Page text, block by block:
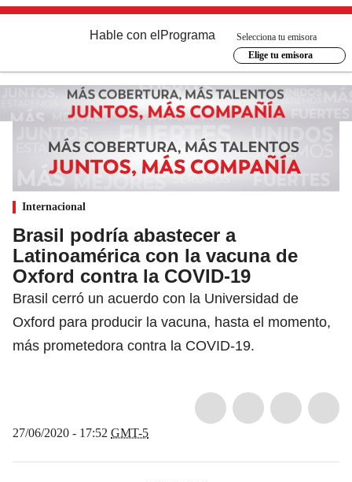
Hable con el Programa
Selecciona tu emisora
Elige tu emisora
Internacional
Brasil podría abastecer a
Latinoamérica con la vacuna de
Oxford contra la COVID-19
Brasil cerró un acuerdo con la Universidad de
Oxford para producir la vacuna, hasta el momento,
más prometedora contra la COVID-19.
27/06/2020 - 17:52 GMT-5